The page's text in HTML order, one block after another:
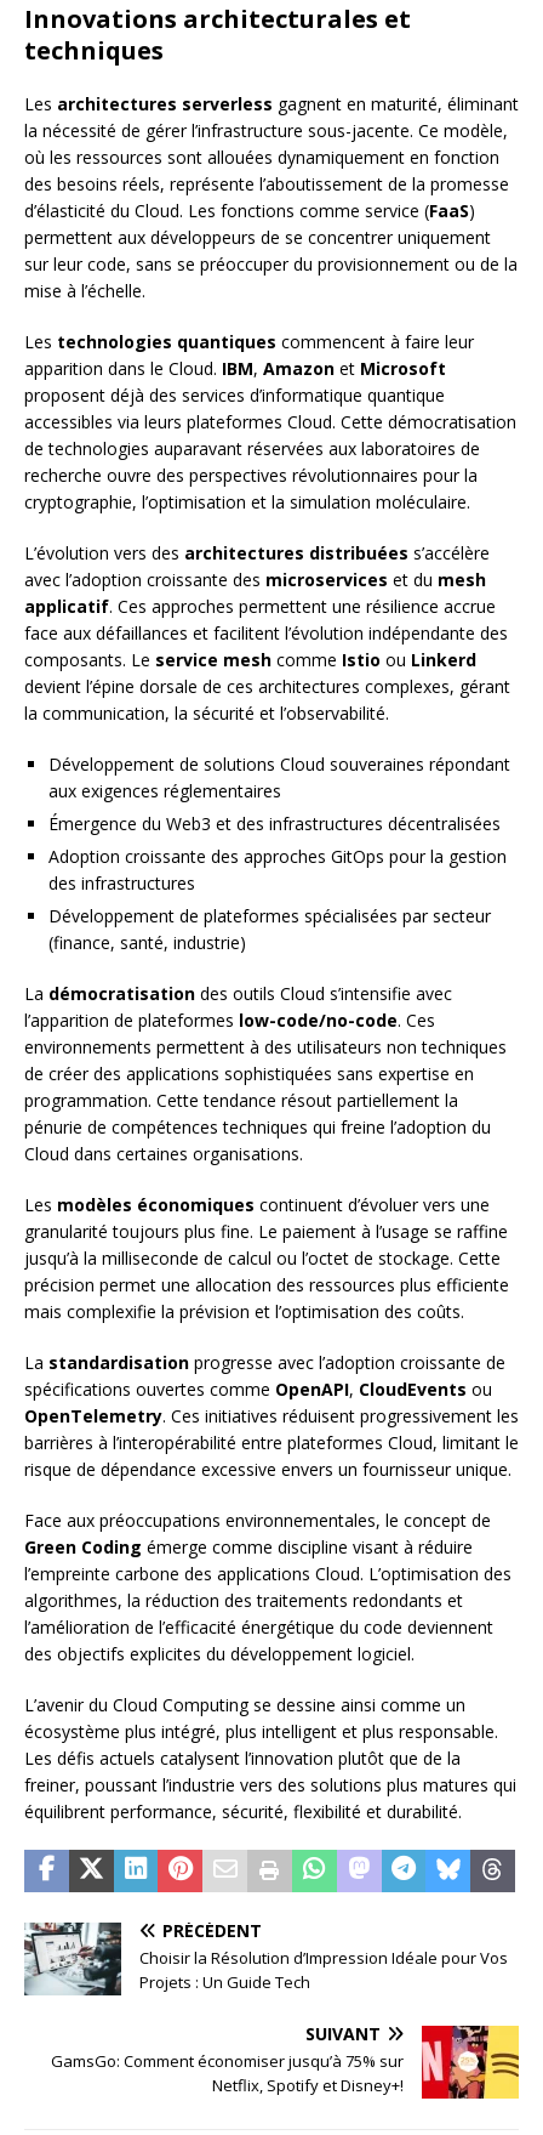
Innovations architecturales et
techniques
Les architectures serverless gagnent en maturité, éliminant
la nécessité de gérer l’infrastructure sous-jacente. Ce modèle,
où les ressources sont allouées dynamiquement en fonction
des besoins réels, représente l’aboutissement de la promesse
d’élasticité du Cloud. Les fonctions comme service (FaaS)
permettent aux développeurs de se concentrer uniquement
sur leur code, sans se préoccuper du provisionnement ou de la
mise à l’échelle.
Les technologies quantiques commencent à faire leur
apparition dans le Cloud. IBM, Amazon et Microsoft
proposent déjà des services d’informatique quantique
accessibles via leurs plateformes Cloud. Cette démocratisation
de technologies auparavant réservées aux laboratoires de
recherche ouvre des perspectives révolutionnaires pour la
cryptographie, l’optimisation et la simulation moléculaire.
L’évolution vers des architectures distribuées s’accélère
avec l’adoption croissante des microservices et du mesh
applicatif. Ces approches permettent une résilience accrue
face aux défaillances et facilitent l’évolution indépendante des
composants. Le service mesh comme Istio ou Linkerd
devient l’épine dorsale de ces architectures complexes, gérant
la communication, la sécurité et l’observabilité.
Développement de solutions Cloud souveraines répondant
aux exigences réglementaires
Émergence du Web3 et des infrastructures décentralisées
Adoption croissante des approches GitOps pour la gestion
des infrastructures
Développement de plateformes spécialisées par secteur
(finance, santé, industrie)
La démocratisation des outils Cloud s’intensifie avec
l’apparition de plateformes low-code/no-code. Ces
environnements permettent à des utilisateurs non techniques
de créer des applications sophistiquées sans expertise en
programmation. Cette tendance résout partiellement la
pénurie de compétences techniques qui freine l’adoption du
Cloud dans certaines organisations.
Les modèles économiques continuent d’évoluer vers une
granularité toujours plus fine. Le paiement à l’usage se raffine
jusqu’à la milliseconde de calcul ou l’octet de stockage. Cette
précision permet une allocation des ressources plus efficiente
mais complexifie la prévision et l’optimisation des coûts.
La standardisation progresse avec l’adoption croissante de
spécifications ouvertes comme OpenAPI, CloudEvents ou
OpenTelemetry. Ces initiatives réduisent progressivement les
barrières à l’interopérabilité entre plateformes Cloud, limitant le
risque de dépendance excessive envers un fournisseur unique.
Face aux préoccupations environnementales, le concept de
Green Coding émerge comme discipline visant à réduire
l’empreinte carbone des applications Cloud. L’optimisation des
algorithmes, la réduction des traitements redondants et
l’amélioration de l’efficacité énergétique du code deviennent
des objectifs explicites du développement logiciel.
L’avenir du Cloud Computing se dessine ainsi comme un
écosystème plus intégré, plus intelligent et plus responsable.
Les défis actuels catalysent l’innovation plutôt que de la
freiner, poussant l’industrie vers des solutions plus matures qui
équilibrent performance, sécurité, flexibilité et durabilité.
PRÉCÉDENT
Choisir la Résolution d’Impression Idéale pour Vos
Projets : Un Guide Tech
SUIVANT
GamsGo: Comment économiser jusqu’à 75% sur
Netflix, Spotify et Disney+!